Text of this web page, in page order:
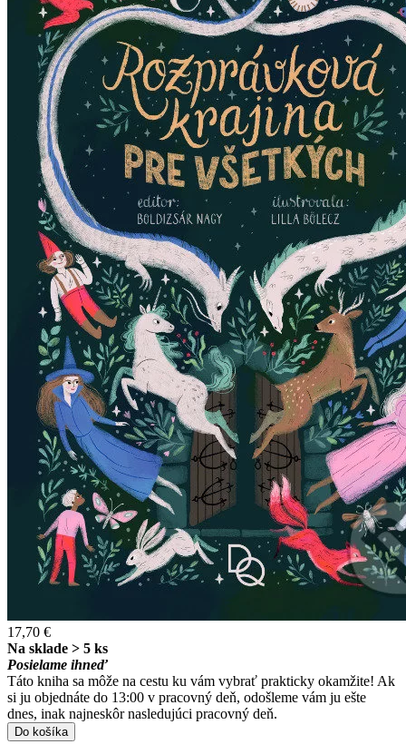
17,70 €
Na sklade > 5 ks
Posielame ihneď
Táto kniha sa môže na cestu ku vám vybrať prakticky okamžite! Ak
si ju objednáte do 13:00 v pracovný deň, odošleme vám ju ešte
dnes, inak najneskôr nasledujúci pracovný deň.
Do košíka